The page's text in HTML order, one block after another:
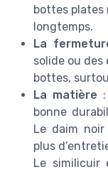
bottes plates
longtemps.
La
solide ou
bottes,
La matière
bonne
Le daim
plus
Le similicuir